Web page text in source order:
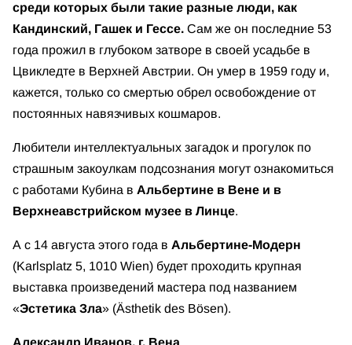
среди которых были такие разные люди, как
Кандинский, Гашек и Гессе. Сам же он последние 53
года прожил в глубоком затворе в своей усадьбе в
Цвикледте в Верхней Австрии. Он умер в 1959 году и,
кажется, только со смертью обрел освобождение от
постоянных навязчивых кошмаров.
Любители интеллектуальных загадок и прогулок по
страшным закоулкам подсознания могут ознакомиться
с работами Кубина в Альбертине в Вене и в
Верхнеавстрийском музее в Линце.
А с 14 августа этого года в Альбертине-Модерн
(Karlsplatz 5, 1010 Wien) будет проходить крупная
выставка произведений мастера под названием
«Эстетика Зла» (Ästhetik des Bösen).
Александр Иванов, г. Вена